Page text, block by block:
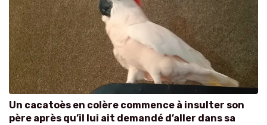
Un cacatoès en colère commence à insulter son
père après qu’il lui ait demandé d’aller dans sa